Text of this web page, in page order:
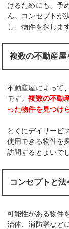
けるためにも、予
ん。コンセプトが
し、物件を探しま
複数の不動産屋
不動産屋によって
です。複数の不動
った物件を見つけ
とくにデイサービ
使用できる物件を
訪問するとよいで
コンセプトと法
可能性がある物件
治体、消防署など